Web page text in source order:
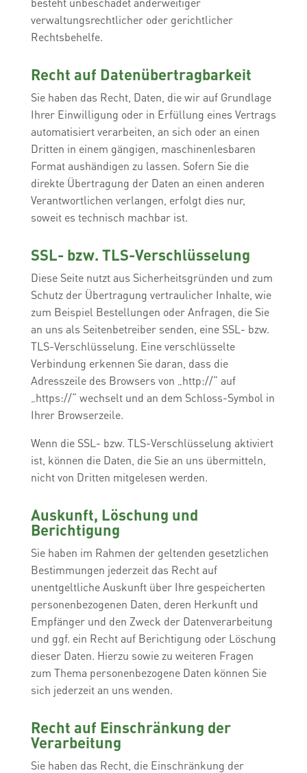
verwaltungsrechtlicher oder gerichtlicher
Rechtsbehelfe.
Recht auf Daten­übertrag­barkeit
Sie haben das Recht, Daten, die wir auf Grundlage
Ihrer Einwilligung oder in Erfüllung eines Vertrags
automatisiert verarbeiten, an sich oder an einen
Dritten in einem gängigen, maschinenlesbaren
Format aushändigen zu lassen. Sofern Sie die
direkte Übertragung der Daten an einen anderen
Verantwortlichen verlangen, erfolgt dies nur,
soweit es technisch machbar ist.
SSL- bzw. TLS-Verschlüsselung
Diese Seite nutzt aus Sicherheitsgründen und zum
Schutz der Übertragung vertraulicher Inhalte, wie
zum Beispiel Bestellungen oder Anfragen, die Sie
an uns als Seitenbetreiber senden, eine SSL- bzw.
TLS-Verschlüsselung. Eine verschlüsselte
Verbindung erkennen Sie daran, dass die
Adresszeile des Browsers von „http://“ auf
„https://“ wechselt und an dem Schloss-Symbol in
Ihrer Browserzeile.
Wenn die SSL- bzw. TLS-Verschlüsselung aktiviert
ist, können die Daten, die Sie an uns übermitteln,
nicht von Dritten mitgelesen werden.
Auskunft, Löschung und
Berichtigung
Sie haben im Rahmen der geltenden gesetzlichen
Bestimmungen jederzeit das Recht auf
unentgeltliche Auskunft über Ihre gespeicherten
personenbezogenen Daten, deren Herkunft und
Empfänger und den Zweck der Datenverarbeitung
und ggf. ein Recht auf Berichtigung oder Löschung
dieser Daten. Hierzu sowie zu weiteren Fragen
zum Thema personenbezogene Daten können Sie
sich jederzeit an uns wenden.
Recht auf Einschränkung der
Verarbeitung
Sie haben das Recht, die Einschränkung der